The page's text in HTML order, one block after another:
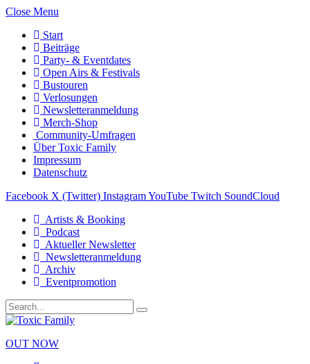
Close Menu
Start
Beiträge
Party- & Eventdates
Open Airs & Festivals
Bustouren
Verlosungen
Newsletteranmeldung
Merch-Shop
Community-Umfragen
Über Toxic Family
Impressum
Datenschutz
Facebook X (Twitter) InstagramYouTube Twitch SoundCloud
Artists & Booking
Podcast
Aktueller Newsletter
Newsletteranmeldung
Archiv
Eventpromotion
OUT NOW